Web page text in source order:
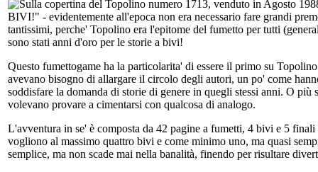
Sulla copertina del Topolino numero 1713, venduto in Agosto
BIVI!" - evidentemente all'epoca non era necessario fare grandi
tantissimi, perche' Topolino era l'epitome del fumetto per tutti
sono stati anni d'oro per le storie a bivi!
Questo fumettogame ha la particolarita' di essere il primo su
avevano bisogno di allargare il circolo degli autori, un po' come
soddisfare la domanda di storie di genere in quegli stessi anni. O
volevano provare a cimentarsi con qualcosa di analogo.
L'avventura in se' è composta da 42 pagine a fumetti, 4 bivi e 5
vogliono al massimo quattro bivi e come minimo uno, ma quasi
semplice, ma non scade mai nella banalità, finendo per risultare